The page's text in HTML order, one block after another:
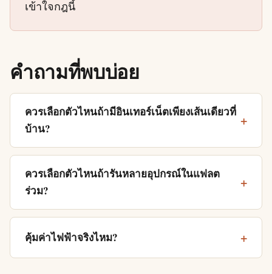
เข้าใจกฎนี้
คำถามที่พบบ่อย
ควรเลือกตัวไหนถ้ามีอินเทอร์เน็ตเพียงเส้นเดียวที่
บ้าน?
ควรเลือกตัวไหนถ้ารันหลายอุปกรณ์ในแฟลต
ร่วม?
คุ้มค่าไฟฟ้าจริงไหม?